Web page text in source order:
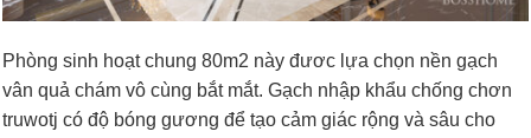
Phòng sinh hoạt chung 80m2 này đươc lựa chọn nền gạch
vân quả chám vô cùng bắt mắt. Gạch nhập khẩu chống chơn
truwotj có độ bóng gương để tạo cảm giác rộng và sâu cho